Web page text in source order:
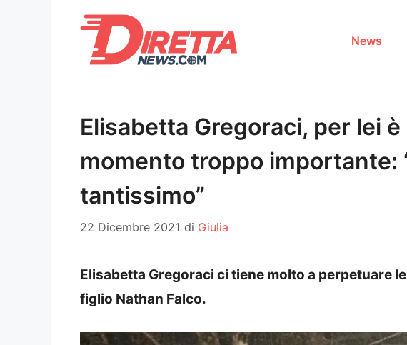
News
Elisabetta Gregoraci, per lei
momento troppo importante:
tantissimo”
22 Dicembre 2021 di Giulia
Elisabetta Gregoraci ci tiene molto a perpetuare
figlio Nathan Falco.